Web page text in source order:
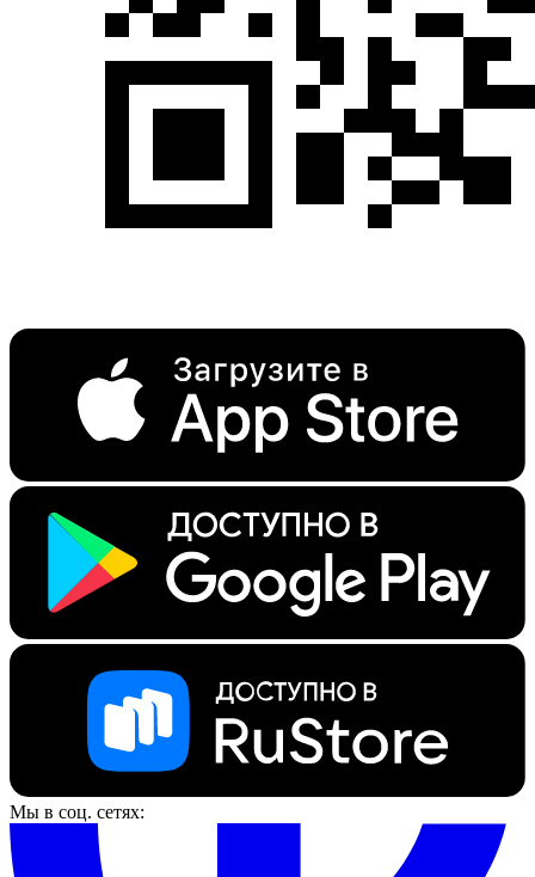
Мы в соц. сетях: